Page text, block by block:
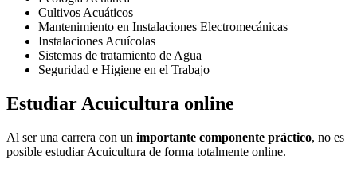
Cultivos Acuáticos
Mantenimiento en Instalaciones Electromecánicas
Instalaciones Acuícolas
Sistemas de tratamiento de Agua
Seguridad e Higiene en el Trabajo
Estudiar Acuicultura online
Al ser una carrera con un importante componente práctico, no es
posible estudiar Acuicultura de forma totalmente online.